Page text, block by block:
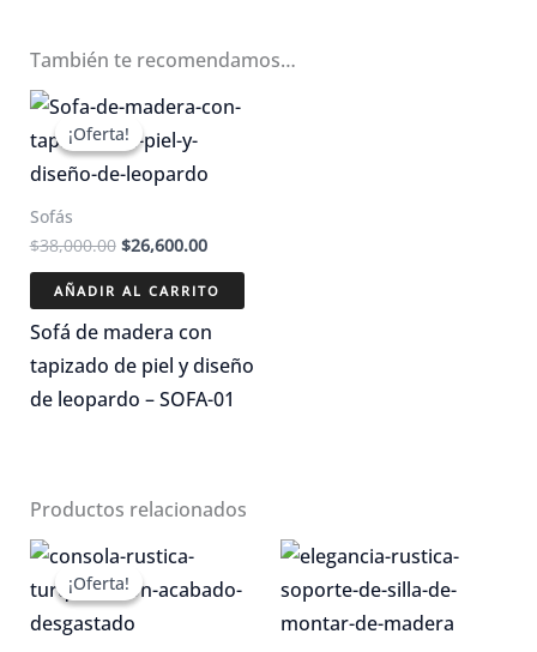
También te recomendamos…
¡Oferta!
¡Oferta!
Sofás
$38,000.00 El
original
era:
$38,000.00.
$26,600.00El
actual
es:
$26,600.00.
AÑADIR AL CARRITO
Sofá de madera con
tapizado de piel y diseño
de leopardo – SOFA-01
Productos relacionados
¡Oferta!
¡Oferta!